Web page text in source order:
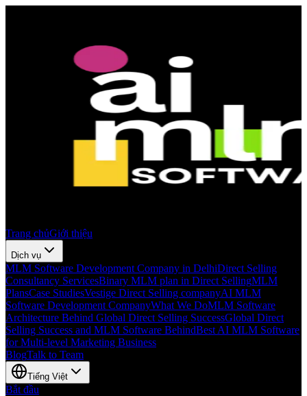
Trang chủGiới thiệu
Dịch vụ
MLM Software Development Company in DelhiDirect Selling
Consultancy ServicesBinary MLM plan in Direct SellingMLM
PlansCase StudiesVestige Direct Selling companyAI MLM
Software Development CompanyWhat We DoMLM Software
Architecture Behind Global Direct Selling SuccessGlobal Direct
Selling Success and MLM Software BehindBest AI MLM Software
for Multi-level Marketing Business
BlogTalk to Team
Tiếng Việt
Bắt đầu